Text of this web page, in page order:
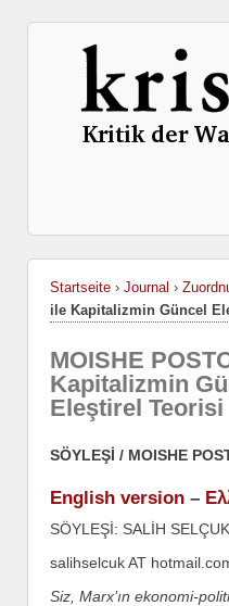
Startseite › Journal ›
ile Kapitalizmin Güncel
MOISHE
Kapitalizmin
Eleştirel Teorisi
SÖYLEŞİ / MOISHE
English version –
SÖYLEŞİ: SALİH SELÇUK
salihselcuk AT
Siz, Marx’ın ekonomi-